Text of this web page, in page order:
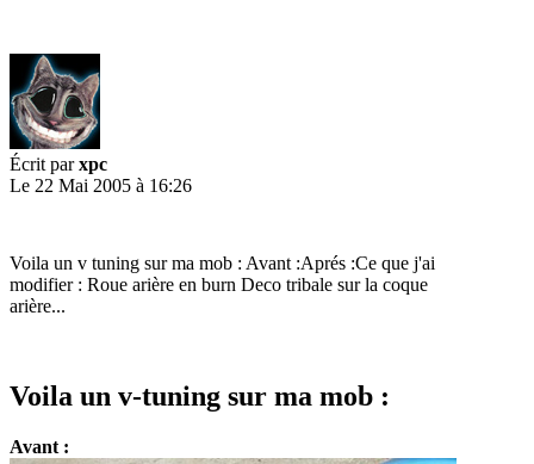
Écrit parxpc
Le 22 Mai 2005 à 16:26
Voila un v tuning sur ma mob : Avant :Aprés :Ce que j'ai
modifier : Roue arière en burn Deco tribale sur la coque
arière...
Voila un v-tuning sur ma mob :
Avant :